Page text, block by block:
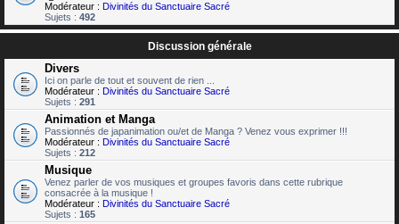
Modérateur : Divinités du Sanctuaire Sacré
Sujets : 492
Discussion générale
Divers
Ici on parle de tout et souvent de rien ...
Modérateur : Divinités du Sanctuaire Sacré
Sujets : 291
Animation et Manga
Passionnés de japanimation ou/et de Manga ? Venez vous exprimer !!!
Modérateur : Divinités du Sanctuaire Sacré
Sujets : 212
Musique
Venez parler de vos musiques et groupes favoris dans cette rubrique
consacrée à la musique !
Modérateur : Divinités du Sanctuaire Sacré
Sujets : 165